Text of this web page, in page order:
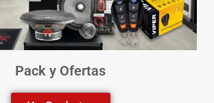
Pack y Ofertas